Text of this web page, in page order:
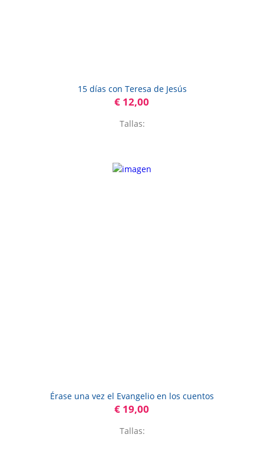
15 días con Teresa de Jesús
€ 12,00
Tallas:
Érase una vez el Evangelio en los cuentos
€ 19,00
Tallas: